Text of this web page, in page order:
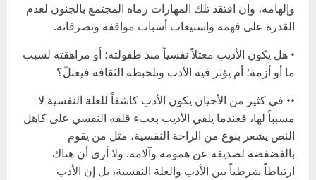
وإلهامه، وإن افتقد تلك المهارات رماه المجتمع بالجنون لعدم
القدرة على فهمه واستيعاب أسباب مواقفه وتصرفاته.
• هل يكون الأديب معتلاً نفسياً منذ طفولته؛ أو مراهقته لسبب
ما أو أزمة؛ أم يؤثر فيه الأدب وتلخبطه الثقافة فيعتلّ؟
•• في كثير من الأحيان يكون الأدب كاشفاً للعلة النفسية لا
مسبباً لها، فعندما يلقي الأديب بعبء قلقه النفسي على كاهل
النص يشعر بنوع من الراحة النفسية، مثل من يقوم
بالفضفضة لصديقه عن همومه وآلامه. ولا أرى أن هناك
ارتباطاً شرطياً بين الأدب والعلة النفسية، بل إن الأدب